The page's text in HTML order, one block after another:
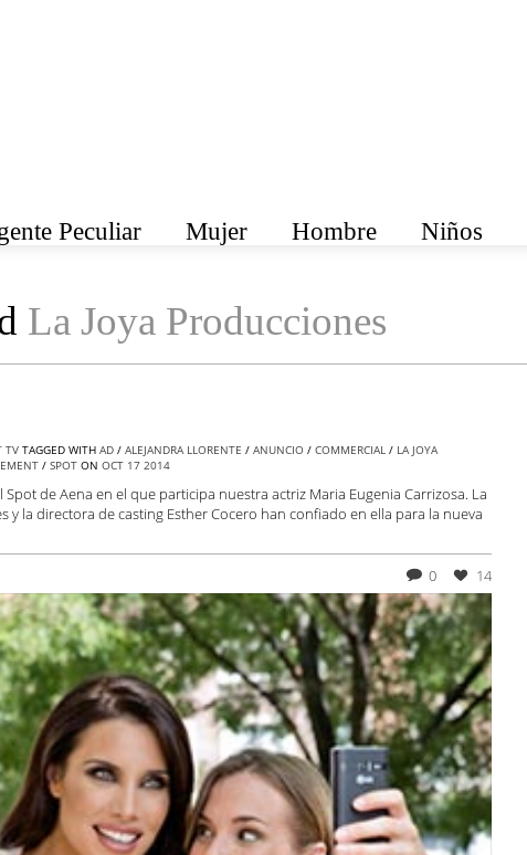
Peculiar Mujer Hombre Niños
La Joya Producciones
TV TAGGED WITH AD / ALEJANDRA LLORENTE / ANUNCIO / COMMERCIAL / LA JOYA
/ SPOT ON OCT 17 2014
Spot de Aena en el que participa nuestra actriz Maria Eugenia Carrizosa. La
la directora de casting Esther Cocero han confiado en ella para la nueva
0 14